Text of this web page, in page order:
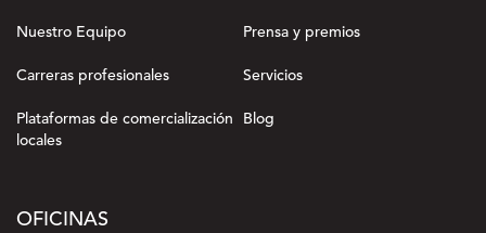
Nuestro Equipo Prensa y premios
Carreras profesionales Servicios
Plataformas de comercialización
locales
Blog
OFICINAS